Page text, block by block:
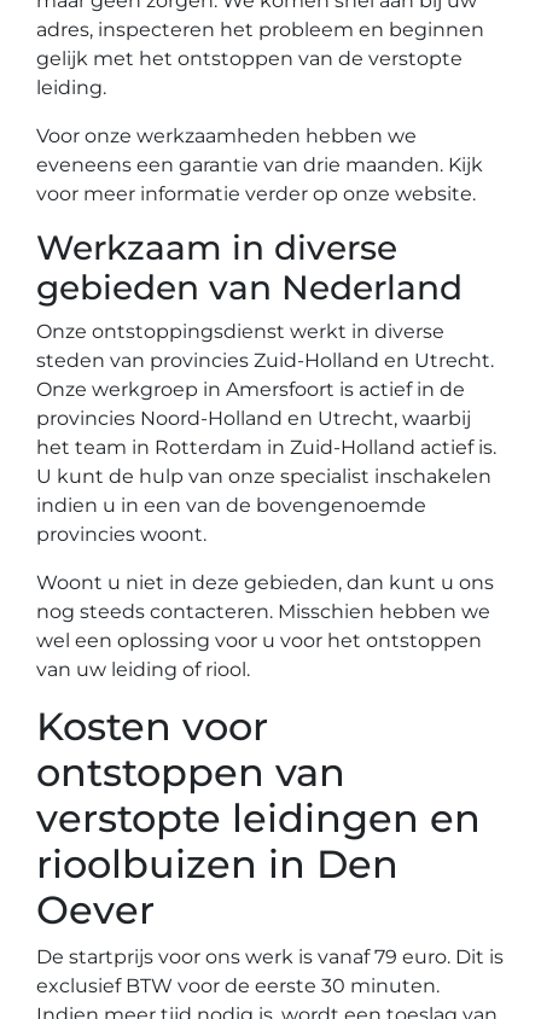
adres, inspecteren het probleem en beginnen
gelijk met het ontstoppen van de verstopte
leiding.
Voor onze werkzaamheden hebben we
eveneens een garantie van drie maanden. Kijk
voor meer informatie verder op onze website.
Werkzaam in diverse
gebieden van Nederland
Onze ontstoppingsdienst werkt in diverse
steden van provincies Zuid-Holland en Utrecht.
Onze werkgroep in Amersfoort is actief in de
provincies Noord-Holland en Utrecht, waarbij
het team in Rotterdam in Zuid-Holland actief is.
U kunt de hulp van onze specialist inschakelen
indien u in een van de bovengenoemde
provincies woont.
Woont u niet in deze gebieden, dan kunt u ons
nog steeds contacteren. Misschien hebben we
wel een oplossing voor u voor het ontstoppen
van uw leiding of riool.
Kosten voor
ontstoppen van
verstopte leidingen en
rioolbuizen in Den
Oever
De startprijs voor ons werk is vanaf 79 euro. Dit is
exclusief BTW voor de eerste 30 minuten.